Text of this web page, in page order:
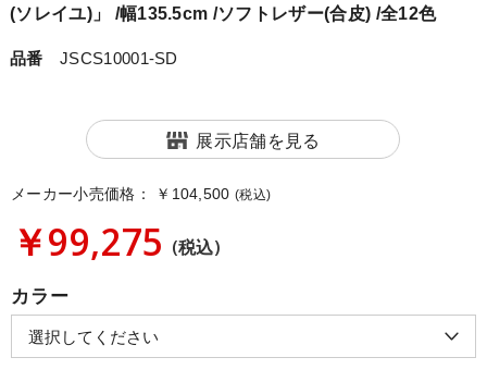
(ソレイユ)」 /幅135.5cm /ソフトレザー(合皮) /全12色
品番 JSCS10001-SD
展示店舗を見る
メーカー小売価格： ￥104,500 (税込)
￥99,275 (税込)
カラー